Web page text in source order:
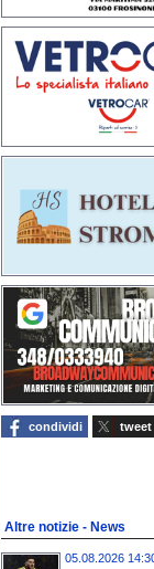
condividi tweet
Altre notizie - News
05.08.2026